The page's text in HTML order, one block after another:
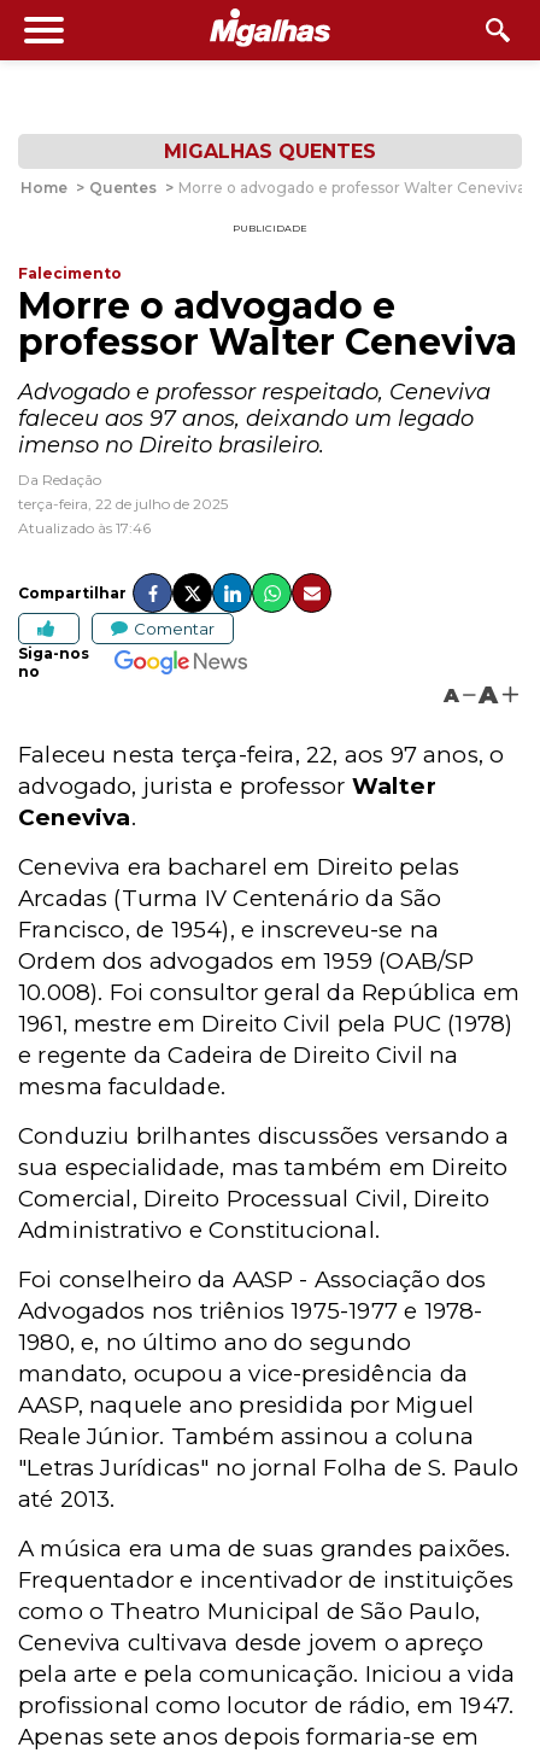
MIGALHAS QUENTES
Home > Quentes > Morre o advogado e professor Walter Ceneviva
PUBLICIDADE
Falecimento
Morre o advogado e
professor Walter Ceneviva
Advogado e professor respeitado, Ceneviva
faleceu aos 97 anos, deixando um legado
imenso no Direito brasileiro.
Da Redação
terça-feira, 22 de julho de 2025
Atualizado às 17:46
Compartilhar
Comentar
Siga-nos
no
A A
Faleceu nesta terça-feira, 22, aos 97 anos, o
advogado, jurista e professor Walter
Ceneviva.
Ceneviva era bacharel em Direito pelas
Arcadas (Turma IV Centenário da São
Francisco, de 1954), e inscreveu-se na
Ordem dos advogados em 1959 (OAB/SP
10.008). Foi consultor geral da República em
1961, mestre em Direito Civil pela PUC (1978)
e regente da Cadeira de Direito Civil na
mesma faculdade.
Conduziu brilhantes discussões versando a
sua especialidade, mas também em Direito
Comercial, Direito Processual Civil, Direito
Administrativo e Constitucional.
Foi conselheiro da AASP - Associação dos
Advogados nos triênios 1975-1977 e 1978-
1980, e, no último ano do segundo
mandato, ocupou a vice-presidência da
AASP, naquele ano presidida por Miguel
Reale Júnior. Também assinou a coluna
"Letras Jurídicas" no jornal Folha de S. Paulo
até 2013.
A música era uma de suas grandes paixões.
Frequentador e incentivador de instituições
como o Theatro Municipal de São Paulo,
Ceneviva cultivava desde jovem o apreço
pela arte e pela comunicação. Iniciou a vida
profissional como locutor de rádio, em 1947.
Apenas sete anos depois formaria-se em